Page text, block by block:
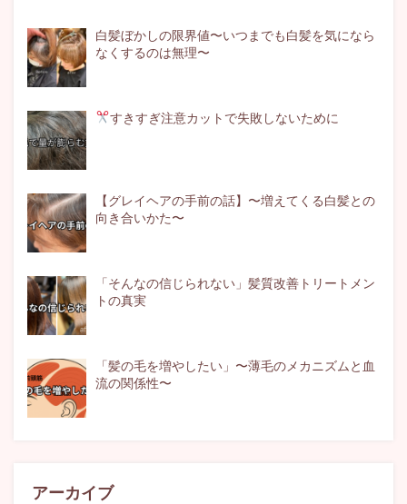
白髪ぼかしの限界値〜いつまでも白髪を気になら
なくするのは無理〜
すきすぎ注意カットで失敗しないために
【グレイヘアの手前の話】〜増えてくる白髪との
向き合いかた〜
「そんなの信じられない」髪質改善トリートメン
トの真実
「髪の毛を増やしたい」〜薄毛のメカニズムと血
流の関係性〜
アーカイブ